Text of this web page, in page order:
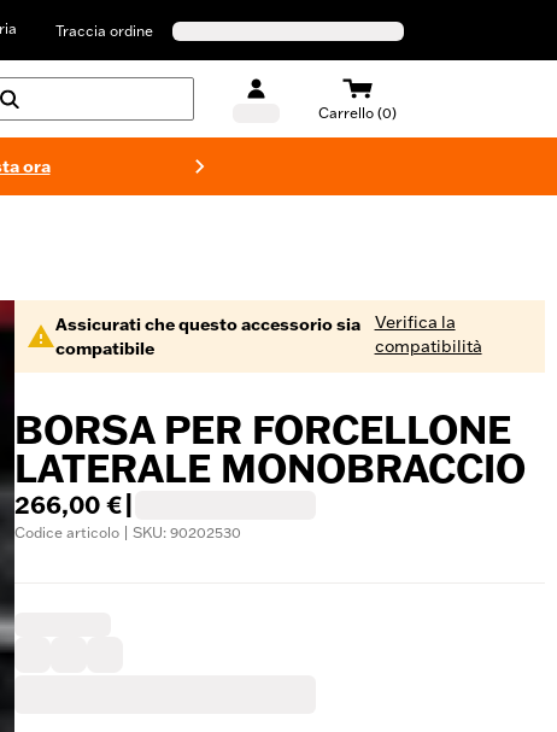
Traccia ordine
Carrello (0)
ora
Assicurati che questo accessorio sia
compatibile
Verifica la
compatibilità
BORSA PER FORCELLONE
LATERALE MONOBRACCIO
266,00 €
Codice articolo | SKU: 90202530